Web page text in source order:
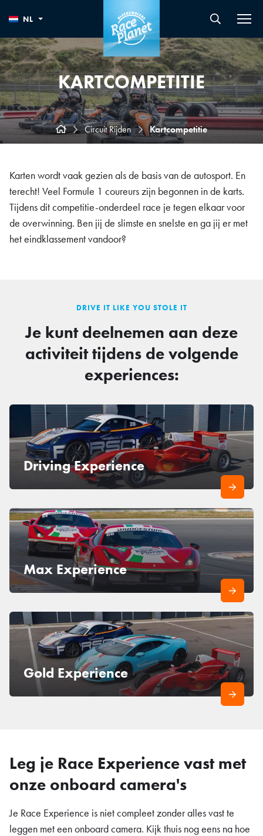
NL
KARTCOMPETITIE
Circuit Rijden Kartcompetitie
Karten wordt vaak gezien als de basis van de autosport. En
terecht! Veel Formule 1 coureurs zijn begonnen in de karts.
Tijdens dit competitie-onderdeel race je tegen elkaar voor
de overwinning. Ben jij de slimste en snelste en ga jij er met
het eindklassement vandoor?
DRIVE IT LIKE YOU STOLE IT
Je kunt deelnemen aan deze
activiteit tijdens de volgende
experiences:
Driving Experience
Max Experience
Gold Experience
Leg je Race Experience vast met
onze onboard camera's
Je Race Experience is niet compleet zonder alles vast te
leggen met een onboard camera. Kijk thuis nog eens na hoe